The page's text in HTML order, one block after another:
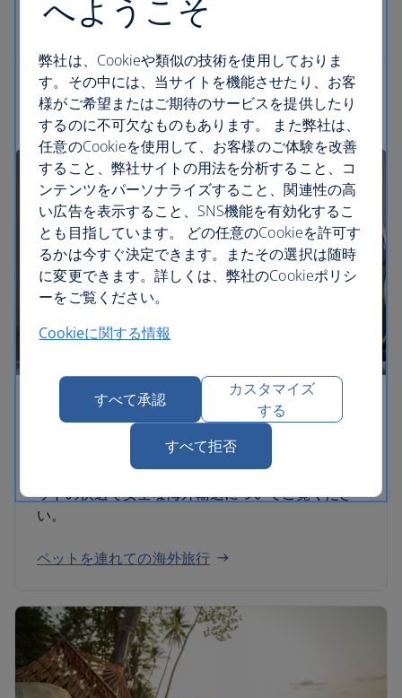
若年旅行者向けのアドバイス
ペットと一緒のご旅行
弊社のお客様にはペットも含まれます。ご家族の
一員であるペットを、弊社は大切に扱います。ペ
ットの快適で安全な海外輸送についてご覧くださ
い。
ペットを連れての海外旅行
へようこそ
弊社は、Cookieや類似の技術を使用しておりま
す。その中には、当サイトを機能させたり、お客
様がご希望またはご期待のサービスを提供したり
するのに不可欠なものもあります。 また弊社は、
任意のCookieを使用して、お客様のご体験を改善
すること、弊社サイトの用法を分析すること、コ
ンテンツをパーソナライズすること、関連性の高
い広告を表示すること、SNS機能を有効化するこ
とも目指しています。 どの任意のCookieを許可す
るかは今すぐ決定できます。またその選択は随時
に変更できます。詳しくは、弊社のCookieポリシ
ーをご覧ください。
Cookieに関する情報
すべて承認
カスタマイズ
する
すべて拒否